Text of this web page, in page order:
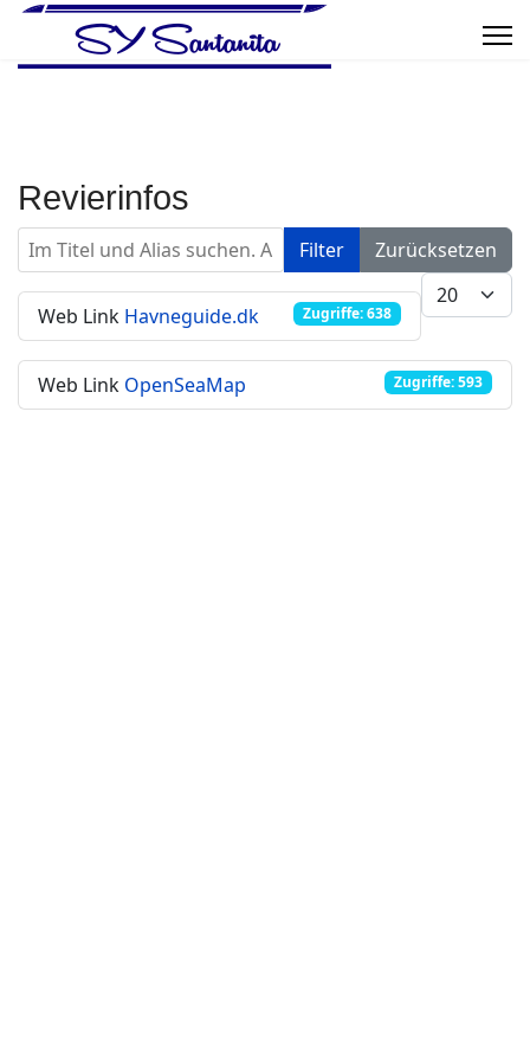
Revierinfos
Im Titel und Alias suchen. Als Präfix „ID:“ verwenden,
Filter
Zurücksetzen
Anzeige #
Web Link Havneguide.dk Zugriffe: 638
Web Link OpenSeaMap Zugriffe: 593